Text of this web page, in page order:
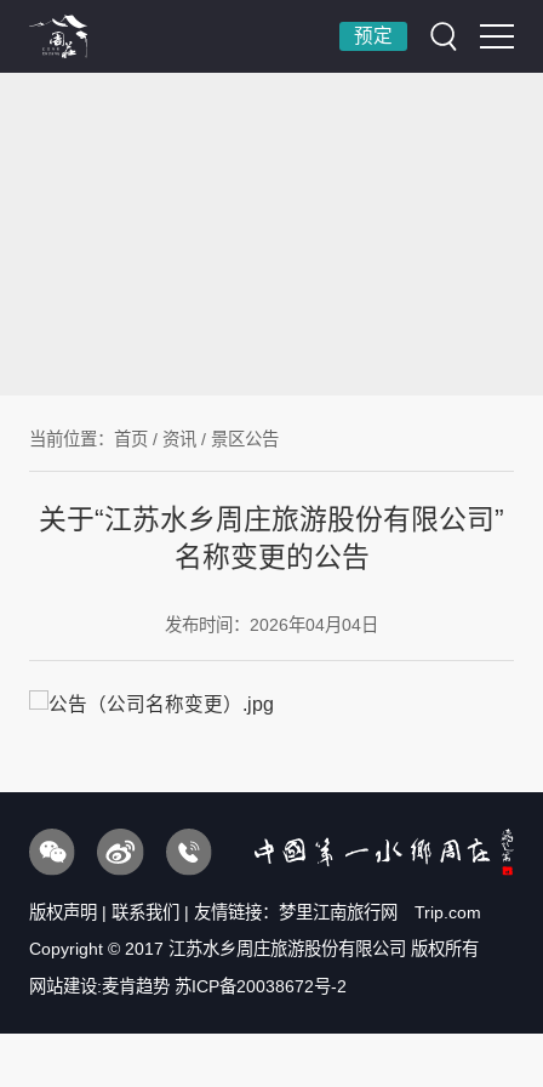
预定
当前位置： 首页 / 资讯 / 景区公告
关于“江苏水乡周庄旅游股份有限公司”
名称变更的公告
发布时间：2026年04月04日
版权声明 | 联系我们 | 友情链接： 梦里江南旅行网
Trip.com
Copyright © 2017 江苏水乡周庄旅游股份有限公司 版权所有
网站建设:麦肯趋势 苏ICP备20038672号-2